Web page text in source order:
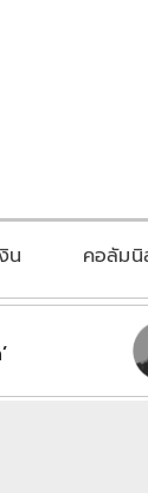
น คอลัม